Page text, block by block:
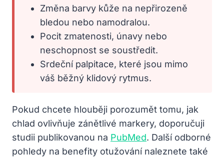
Změna barvy kůže na nepřirozeně
bledou nebo namodralou.
Pocit zmatenosti, únavy nebo
neschopnost se soustředit.
Srdeční palpitace, které jsou mimo
váš běžný klidový rytmus.
Pokud chcete hlouběji porozumět tomu, jak
chlad ovlivňuje zánětlivé markery, doporučuji
studii publikovanou na PubMed. Další odborné
pohledy na benefity otužování naleznete také